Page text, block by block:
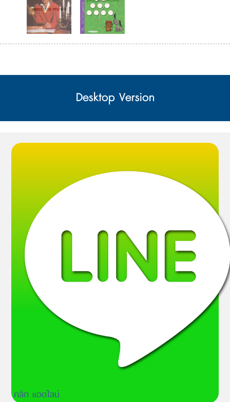
13. Merry Mozart Mousie
14. The Wheels on the Bus
18. Head and Shoulders Desktop Version
คลิก แอดไลน์